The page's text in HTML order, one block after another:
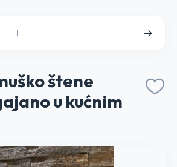
štene
u kućnim